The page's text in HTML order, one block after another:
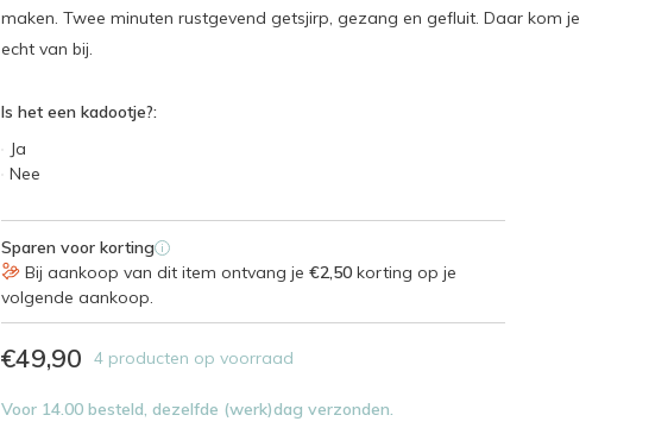
maken. Twee minuten rustgevend getsjirp, gezang en gefluit. Daar kom je
echt van bij.
Is het een kadootje?:
Ja
Nee
Sparen voor korting i
Bij aankoop van dit item ontvang je €2,50korting op je
volgende aankoop.
€49,90 4 producten op voorraad
Voor 14.00 besteld, dezelfde (werk)dag verzonden.